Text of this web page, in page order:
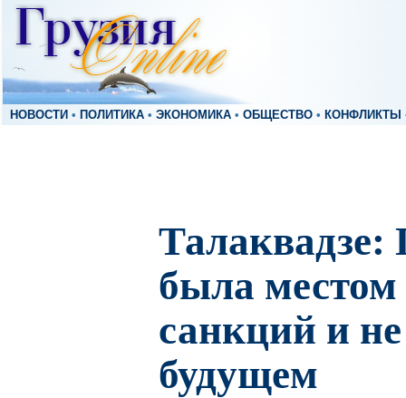
НОВОСТИ • ПОЛИТИКА • ЭКОНОМИКА • ОБЩЕСТВО • КОНФЛИКТЫ
Талаквадзе:
была местом
санкций и
будущем